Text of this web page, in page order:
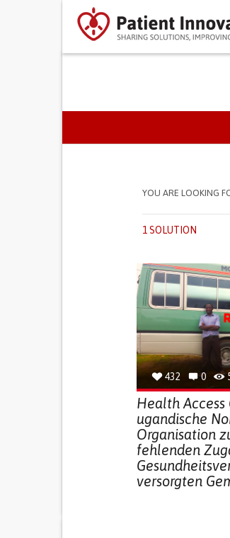
PRIMARY TABS
YOU ARE LOOKING
1 SOLUTION
432 0
Health Access
ugandische
Organisation
fehlenden
versorgten